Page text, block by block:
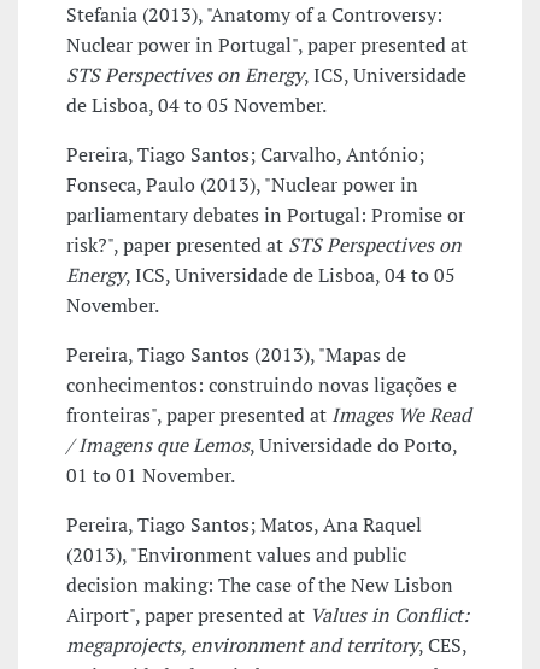
Stefania (2013), "Anatomy of a Controversy:
Nuclear power in Portugal", paper presented at
STS Perspectives on Energy, ICS, Universidade
de Lisboa, 04 to 05 November.
Pereira, Tiago Santos; Carvalho, António;
Fonseca, Paulo (2013), "Nuclear power in
parliamentary debates in Portugal: Promise or
risk?", paper presented at STS Perspectives on
Energy, ICS, Universidade de Lisboa, 04 to 05
November.
Pereira, Tiago Santos (2013), "Mapas de
conhecimentos: construindo novas ligações e
fronteiras", paper presented at Images We Read
/ Imagens que Lemos, Universidade do Porto,
01 to 01 November.
Pereira, Tiago Santos; Matos, Ana Raquel
(2013), "Environment values and public
decision making: The case of the New Lisbon
Airport", paper presented at Values in Conflict:
megaprojects, environment and territory, CES,